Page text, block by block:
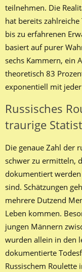
teilnehmen. Die
hat bereits
bis zu erfahrenen
basiert auf purer
sechs Kammern, ein
theoretisch 83
exponentiell mit
Russisches
traurige
Die genaue Zahl der
schwer zu ermitteln,
dokumentiert
sind. Schätzungen
mehrere Dutzend
Leben kommen.
jungen Männern
wurden allein in den
dokumentierte
Russischem Roulette